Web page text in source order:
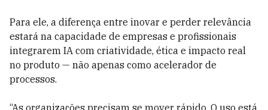
Para ele, a diferença entre inovar e perder relevância
estará na capacidade de empresas e profissionais
integrarem IA com criatividade, ética e impacto real
no produto — não apenas como acelerador de
processos.
“As organizações precisam se mover rápido. O uso está